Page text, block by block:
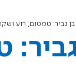
גביר: טמטום, רוע